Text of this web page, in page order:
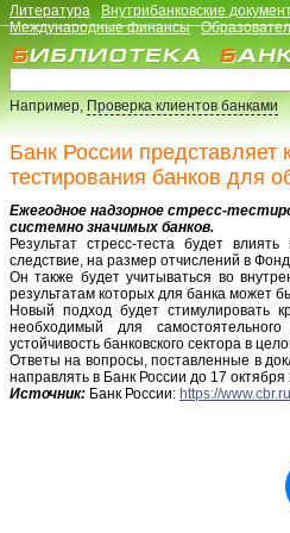
Литература Внутрибанковские
Международные финансы
Например,Проверка клиентов банками
Банк России представляет
тестирования банков для
Ежегодное надзорное стресс-
системно значимых банков.
Результат стресс-теста будет
следствие, на размер отчислений в
Он также будет учитываться во
результатам которых для банка может
Новый подход будет стимулировать
необходимый для
устойчивость банковского сектора в
Ответы на вопросы, поставленные в
направлять в Банк России до 17
Источник: Банк России: https://